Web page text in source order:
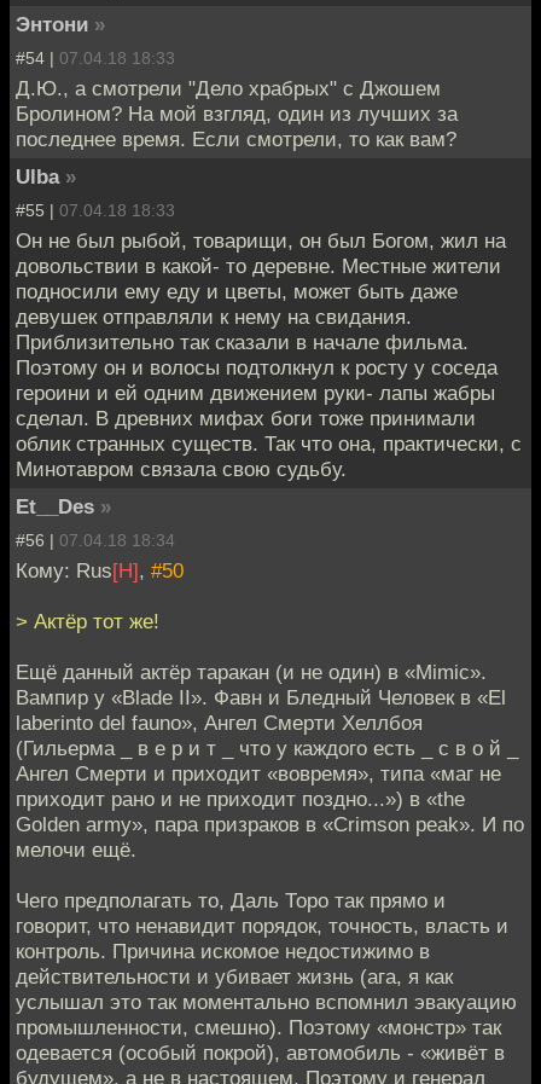
Энтони »
#54 | 07.04.18 18:33
Д.Ю., а смотрели "Дело храбрых" с Джошем
Бролином? На мой взгляд, один из лучших за
последнее время. Если смотрели, то как вам?
Ulba »
#55 | 07.04.18 18:33
Он не был рыбой, товарищи, он был Богом, жил на
довольствии в какой- то деревне. Местные жители
подносили ему еду и цветы, может быть даже
девушек отправляли к нему на свидания.
Приблизительно так сказали в начале фильма.
Поэтому он и волосы подтолкнул к росту у соседа
героини и ей одним движением руки- лапы жабры
сделал. В древних мифах боги тоже принимали
облик странных существ. Так что она, практически, с
Минотавром связала свою судьбу.
Et__Des »
#56 | 07.04.18 18:34
Кому: Rus[H], #50
> Актёр тот же!
Ещё данный актёр таракан (и не один) в «Mimic».
Вампир у «Blade II». Фавн и Бледный Человек в «El
laberinto del fauno», Ангел Смерти Хеллбоя
(Гильерма _ в е р и т _ что у каждого есть _ с в о й _
Ангел Смерти и приходит «вовремя», типа «маг не
приходит рано и не приходит поздно...») в «the
Golden army», пара призраков в «Crimson peak». И по
мелочи ещё.
Чего предполагать то, Даль Торо так прямо и
говорит, что ненавидит порядок, точность, власть и
контроль. Причина искомое недостижимо в
действительности и убивает жизнь (ага, я как
услышал это так моментально вспомнил эвакуацию
промышленности, смешно). Поэтому «монстр» так
одевается (особый покрой), автомобиль - «живёт в
будущем», а не в настоящем. Поэтому и генерал